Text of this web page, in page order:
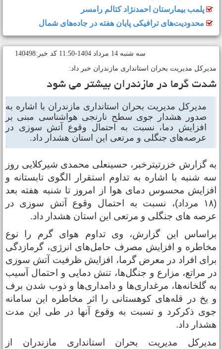
پلمب بیمارستان احمدنژاد کتالم رامسر
محدودیت‌های ترافیکی پایان هفته در جاده‌های شمال
سه شنبه 14 مرداد 1404-11:50 کد خبر:140498
مدیریت بحران استانداری مازندران خبر داد:
گرما در مازندران بیشتر می شود
مدیرکل مدیریت بحران استانداری مازندران با اشاره به
صدور هشدار جوی سطح نارنجی هواشناسی مبنی بر
افزایش دما، نسبت به احتمال وقوع آتش سوزی در
عرصه‌های جنگلی و مرتعی این استان هشدار داد.
گزارش خزرتیترخبر، حسینعلی محمدی شیرکلایی روز
شنبه با اشاره به تداوم استقرار الگوی تابستانه و
محسوس دمای هوا از امروز تا شنبه هفته بعد
(۱۸ مرداد)، نسبت به احتمال وقوع آتش سوزی در
های جنگلی و مرتعی این استان هشدار داد.
این گزارش، وی تداوم هوای گرم را نوع
و افزایش مصرف حامل‌های انرژی، گرمازدگی
افراد در معرض گرما، افزایش ظرفیت آتش سوزی
مراتع، مزارع و جنگل‌ها، تنش دمایی و احتمال آسیب
گلخانه‌ها، مرغداری‌ها و دامداری‌ها و ذوب شدن برف
یخ در قله‌های کوهستانی را اثر مخاطره این سامانه
ذکرکرد و نسبت به وقوع آنها در طی این مدت
داد.
مدیریت بحران استانداری مازندران از